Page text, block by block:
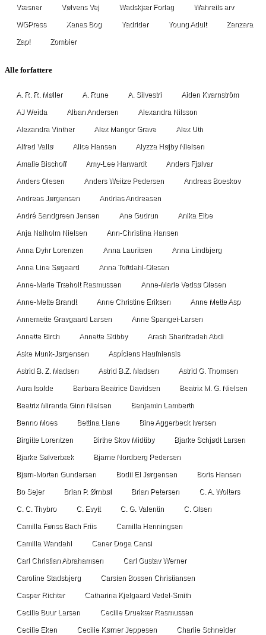
Væsner Vølvens Vej Wadskjær Forlag Wahreils arv
WGPress Xanas Bog Yadrider Young Adult Zanzara
Zap! Zombier
Alle forfattere
A. R. R. Møller A. Rune A. Silvestri Aiden Kvarnström
AJ Weida Alban Andersen Alexandra Nilsson
Alexandra Vinther Alex Mangor Grave Alex Uth
Alfred Vallø Alice Hansen Alyzza Højby Nielsen
Amalie Bischoff Amy-Lee Harwardt Anders Fjølvar
Anders Olesen Anders Weitze Pedersen Andreas Boeskov
Andreas Jørgensen Andrias Andreasen
André Sandgreen Jensen Ane Gudrun Anika Eibe
Anja Nalholm Nielsen Ann-Christina Hansen
Anna Dyhr Lorenzen Anna Lauritsen Anna Lindbjerg
Anna Line Søgaard Anna Toftdahl-Olesen
Anne-Marie Træholt Rasmussen Anne-Marie Vedsø Olesen
Anne-Mette Brandt Anne Christine Eriksen Anne Mette Asp
Annemette Gravgaard Larsen Anne Spanget-Larsen
Annette Birch Annette Skibby Arash Sharifzadeh Abdi
Aske Munk-Jørgensen Aspíciens Haufniensis
Astrid B. Z. Madsen Astrid B.Z. Madsen Astrid G. Thomsen
Aura Isolde Barbara Beatrice Davidsen Beatrix M. G. Nielsen
Beatrix Miranda Ginn Nielsen Benjamin Lamberth
Benno Moes Bettina Liane Bine Aggerbeck Iversen
Birgitte Lorentzen Birthe Skov Midtiby Bjarke Schjødt Larsen
Bjarke Sølverbæk Bjarne Nordberg Pedersen
Bjørn-Morten Gundersen Bodil El Jørgensen Boris Hansen
Bo Sejer Brian P. Ørnbøl Brian Petersen C. A. Wolters
C. C. Thybro C. Evytt C. G. Valentin C. Olsen
Camilla Fønss Bach Friis Camilla Henningsen
Camilla Wandahl Caner Doga Cansi
Carl Christian Abrahamsen Carl Gustav Werner
Caroline Stadsbjerg Carsten Bossen Christiansen
Casper Richter Catharina Kjelgaard Vedel-Smith
Cecilie Buur Larsen Cecilie Druekær Rasmussen
Cecilie Eken Cecilie Kørner Jeppesen Charlie Schneider